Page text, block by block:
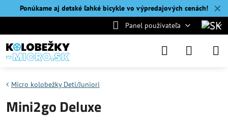
✕
Ponúkame aj detské ľahké bicykle vo výpredajových cenách!
Panel používateľa
Micro kolobežky Deti/Juniori
Mini2go Deluxe